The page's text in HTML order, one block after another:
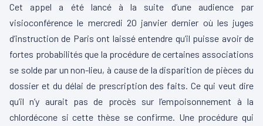
Cet appel a été lancé à la suite d’une audience par
visioconférence le mercredi 20 janvier dernier où les juges
d’instruction de Paris ont laissé entendre qu’il puisse avoir de
fortes probabilités que la procédure de certaines associations
se solde par un non-lieu, à cause de la disparition de pièces du
dossier et du délai de prescription des faits. Ce qui veut dire
qu’il n’y aurait pas de procès sur l’empoisonnement à la
chlordécone si cette thèse se confirme. Une procédure qui